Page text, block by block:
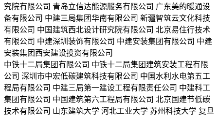
究院有限公司 青岛立信达能源服务有限公司 广东美的暖通设
备有限公司 中建三局集团华南有限公司 新疆智筑云文化科技
有限公司 中国建筑西北设计研究院有限公司 北京易住行技术
有限公司 中建深圳装饰有限公司 中建安装集团有限公司 中建
安装集团西安建设投资有限公司
中铁十二局集团有限公司 中铁十二局集团建筑安装工程有限
公司 深圳市中宏低碳建筑科技有限公司 中国水利水电第五工
程局有限公司 中建三局第一建设工程有限责任公司 中建科工
集团有限公司 中国建筑第六工程局有限公司 北京国建节低碳
技术有限公司 山东建筑大学 河北工业大学 苏州科技大学 复旦